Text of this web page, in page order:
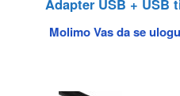
Molimo Vas da se